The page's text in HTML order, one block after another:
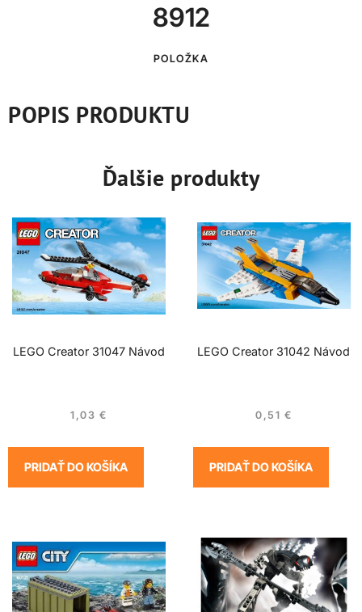
8912
POLOŽKA
POPIS PRODUKTU
Ďalšie produkty
LEGO Creator 31047 Návod
1,03 €
PRIDAŤ DO KOŠÍKA
LEGO Creator 31042 Návod
0,51 €
PRIDAŤ DO KOŠÍKA